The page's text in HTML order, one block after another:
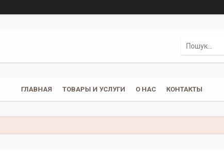
ГЛАВНАЯ ТОВАРЫ И УСЛУГИ О НАС КОНТАКТЫ